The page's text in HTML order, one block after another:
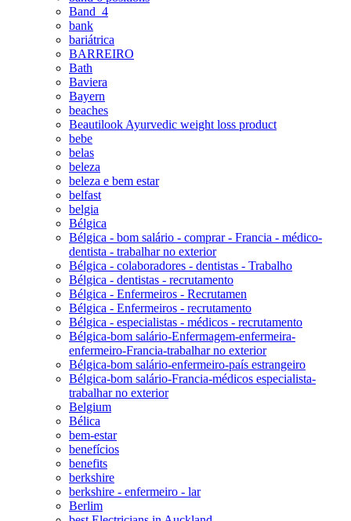
Band_4
bank
bariátrica
BARREIRO
Bath
Baviera
Bayern
beaches
Beautilook Ayurvedic weight loss product
bebe
belas
beleza
beleza e bem estar
belfast
belgia
Bélgica
Bélgica - bom salário - comprar - Francia - médico-
dentista - trabalhar no exterior
Bélgica - colaboradores - dentistas - Trabalho
Bélgica - dentistas - recrutamento
Bélgica - Enfermeiros - Recrutamen
Bélgica - Enfermeiros - recrutamento
Bélgica - especialistas - médicos - recrutamento
Bélgica-bom salário-Enfermagem-enfermeira-
enfermeiro-Francia-trabalhar no exterior
Bélgica-bom salário-enfermeiro-país estrangeiro
Bélgica-bom salário-Francia-médicos especialista-
trabalhar no exterior
Belgium
Bélica
bem-estar
benefícios
benefits
berkshire
berkshire - enfermeiro - lar
Berlim